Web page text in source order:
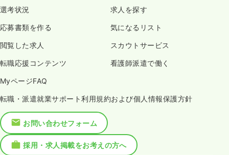
選考状況 求人を探す
応募書類を作る 気になるリスト
閲覧した求人 スカウトサービス
転職応援コンテンツ 看護師派遣で働く
MyページFAQ
転職・派遣就業サポート利用規約および個人情報保護方針
お問い合わせフォーム
採用・求人掲載をお考えの方へ